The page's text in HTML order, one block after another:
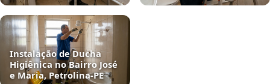
Instalação de Ducha
Higiênica no Bairro José
e Maria, Petrolina‑PE